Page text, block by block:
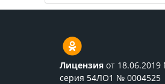
Лицензия от
серия 54ЛО1 № 0004525